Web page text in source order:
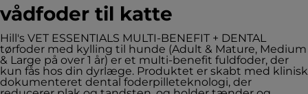
vådfoder til katte
Hill's VET ESSENTIALS MULTI-BENEFIT + DENTAL
tørfoder med kylling til hunde (Adult & Mature, Medium
& Large på over 1 år) er et multi-benefit fuldfoder, der
kun fås hos din dyrlæge. Produktet er skabt med klinisk
dokumenteret dental foderpilleteknologi, der